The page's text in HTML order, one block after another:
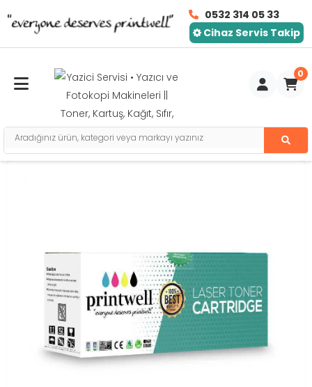
0532 314 05 33
Cihaz Servis Takip
Toggle mobile menu 0